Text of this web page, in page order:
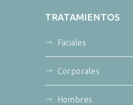
TRATAMIENTOS
Faciales
Corporales
Hombres